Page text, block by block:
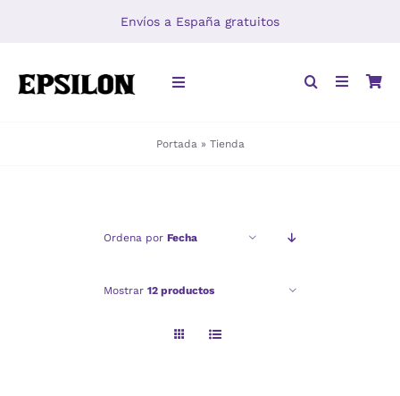
Envíos a España gratuitos
Toggle
Portada » Tienda
Ordena por Fecha
Mostrar 12 productos